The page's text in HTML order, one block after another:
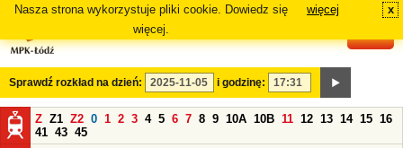
Nasza strona wykorzystuje pliki cookie. Dowiedz się
więcej.
więcej x
Sprawdź rozkład na dzień: i godzinę:
Z Z1 Z2 0 1 2 3 4 5 6 7 8 9 10A 10B 11 12 13 14 15 16
41 43 45